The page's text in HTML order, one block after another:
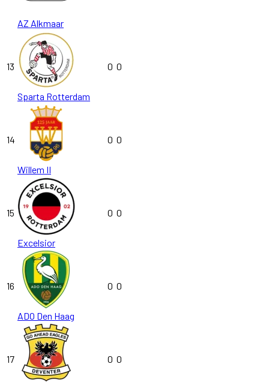
AZ Alkmaar
13
Sparta Rotterdam
0 0
14
Willem II
0 0
15
Excelsior
0 0
16
ADO Den Haag
0 0
17 0 0